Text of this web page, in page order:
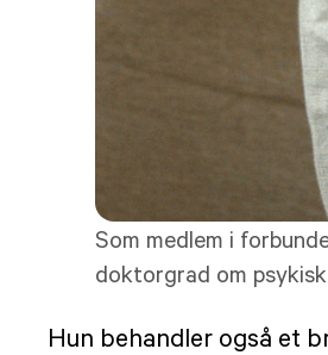
Som medlem i
doktorgrad om
Hun behandler også et